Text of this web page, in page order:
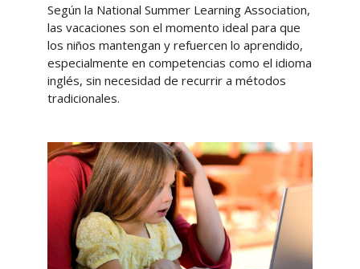
Según la National Summer Learning Association,
las vacaciones son el momento ideal para que
los niños mantengan y refuercen lo aprendido,
especialmente en competencias como el idioma
inglés, sin necesidad de recurrir a métodos
tradicionales.